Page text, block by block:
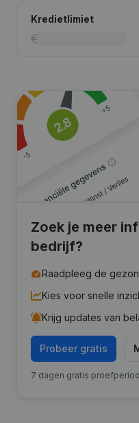
Kredietlimiet
Zoek je meer
bedrijf?
Raadpleeg de
Kies voor snelle
Krijg updates van
Probeer gratis
7 dagen gratis